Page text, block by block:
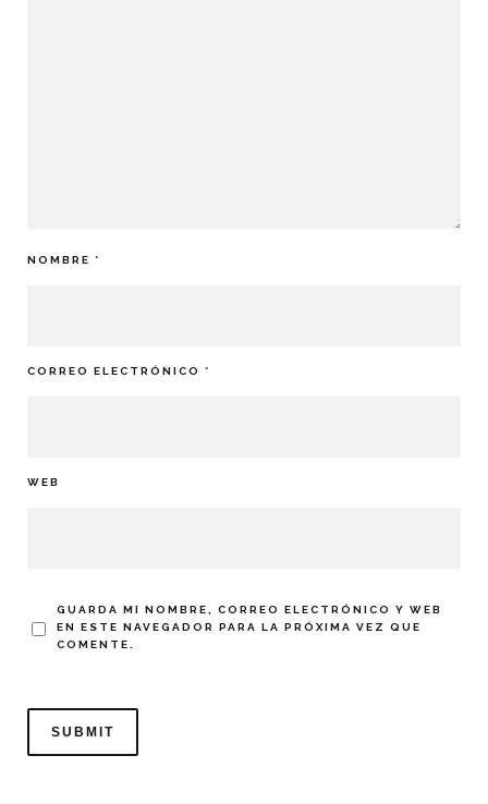
NOMBRE *
CORREO ELECTRÓNICO *
WEB
GUARDA MI NOMBRE, CORREO ELECTRÓNICO Y WEB
EN ESTE NAVEGADOR PARA LA PRÓXIMA VEZ QUE
COMENTE.